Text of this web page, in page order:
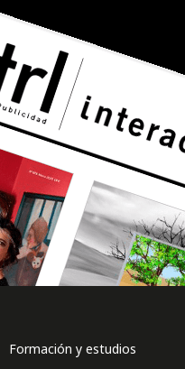
Formación y estudios